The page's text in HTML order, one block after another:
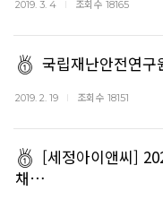
2019. 3. 4 조회수 18165
국립재난안전연
2019. 2. 19 조회수 18151
[세정아이앤씨]
채…